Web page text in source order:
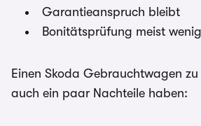
Garantieanspruch bleibt
Bonitätsprüfung meist
Einen Skoda Gebrauchtwagen
auch ein paar Nachteile haben: